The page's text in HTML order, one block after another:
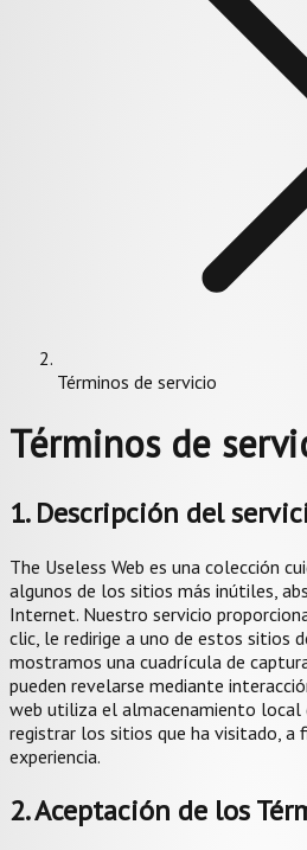
Términos de servicio
Términos de
1. Descripción del
The Useless Web es una colección
algunos de los sitios más inútiles,
Internet. Nuestro servicio
clic, le redirige a uno de estos sitios
mostramos una cuadrícula de
pueden revelarse mediante
web utiliza el almacenamiento local
registrar los sitios que ha visitado, a
experiencia.
2. Aceptación de los